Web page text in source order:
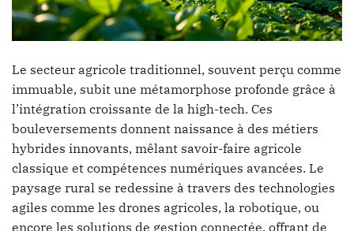
Le secteur agricole traditionnel, souvent perçu comme
immuable, subit une métamorphose profonde grâce à
l’intégration croissante de la high-tech. Ces
bouleversements donnent naissance à des métiers
hybrides innovants, mêlant savoir-faire agricole
classique et compétences numériques avancées. Le
paysage rural se redessine à travers des technologies
agiles comme les drones agricoles, la robotique, ou
encore les solutions de gestion connectée, offrant de